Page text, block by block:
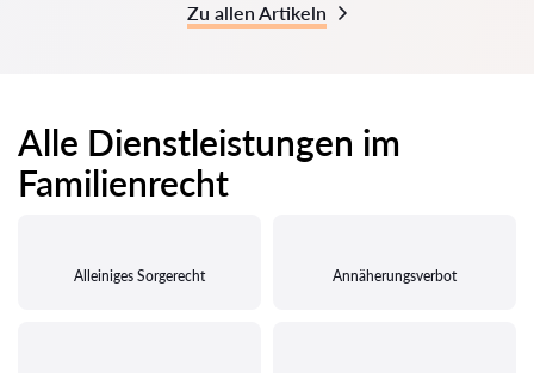
Zu allen Artikeln
Alle Dienstleistungen im
Familienrecht
Alleiniges Sorgerecht Annäherungsverbot